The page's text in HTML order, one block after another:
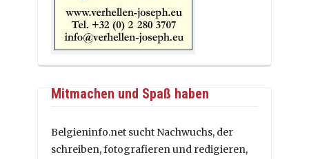
Mitmachen und Spaß haben
Belgieninfo.net sucht Nachwuchs, der
schreiben, fotografieren und redigieren,